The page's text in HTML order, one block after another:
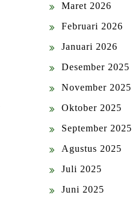
Maret 2026
Februari 2026
Januari 2026
Desember 2025
November 2025
Oktober 2025
September 2025
Agustus 2025
Juli 2025
Juni 2025